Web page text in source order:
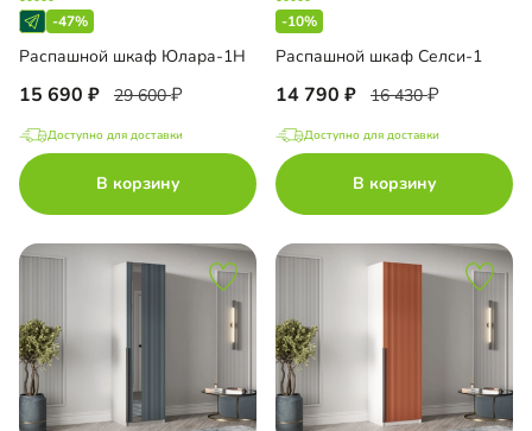
-47%
Распашной шкаф Юлара-1Н
15 690 29 600
Доступно для доставки
В корзину
-10%
Распашной шкаф Селси-1
14 790 16 430
Доступно для доставки
В корзину